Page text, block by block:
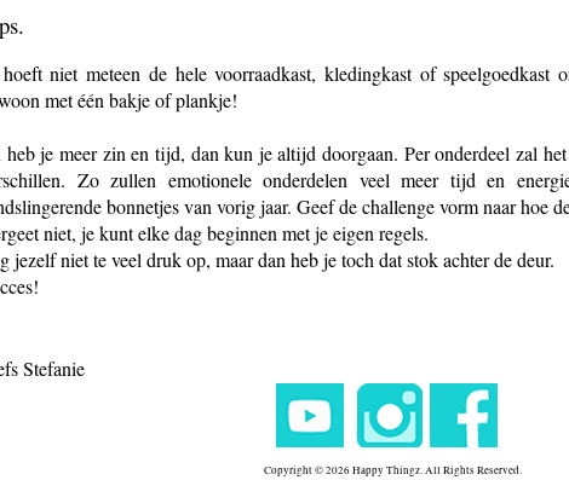
niet meteen de hele voorraadkast, kledingkast of speelgoedkast
met één bakje of plankje!
heb je meer zin en tijd, dan kun je altijd doorgaan. Per onderdeel zal
Zo zullen emotionele onderdelen veel meer tijd en
bonnetjes van vorig jaar. Geef de challenge vorm naar hoe
niet, je kunt elke dag beginnen met je eigen regels.
jezelf niet te veel druk op, maar dan heb je toch dat stok achter de deur.
Stefanie
Copyright © 2026 Happy Thingz. All Rights Reserved.